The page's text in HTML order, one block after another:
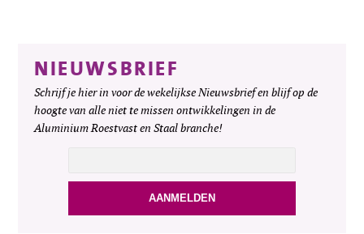
NIEUWSBRIEF
Schrijf je hier in voor de wekelijkse Nieuwsbrief en blijf op de
hoogte van alle niet te missen ontwikkelingen in de
Aluminium Roestvast en Staal branche!